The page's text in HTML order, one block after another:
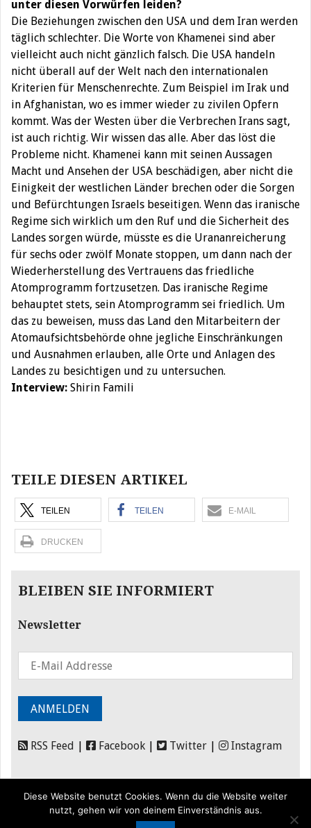
unter diesen Vorwürfen leiden?
Die Beziehungen zwischen den USA und dem Iran werden
täglich schlechter. Die Worte von Khamenei sind aber
vielleicht auch nicht gänzlich falsch. Die USA handeln
nicht überall auf der Welt nach den internationalen
Kriterien für Menschenrechte. Zum Beispiel im Irak und
in Afghanistan, wo es immer wieder zu zivilen Opfern
kommt. Was der Westen über die Verbrechen Irans sagt,
ist auch richtig. Wir wissen das alle. Aber das löst die
Probleme nicht. Khamenei kann mit seinen Aussagen
Macht und Ansehen der USA beschädigen, aber nicht die
Einigkeit der westlichen Länder brechen oder die Sorgen
und Befürchtungen Israels beseitigen. Wenn das iranische
Regime sich wirklich um den Ruf und die Sicherheit des
Landes sorgen würde, müsste es die Urananreicherung
für sechs oder zwölf Monate stoppen, um dann nach der
Wiederherstellung des Vertrauens das friedliche
Atomprogramm fortzusetzen. Das iranische Regime
behauptet stets, sein Atomprogramm sei friedlich. Um
das zu beweisen, muss das Land den Mitarbeitern der
Atomaufsichtsbehörde ohne jegliche Einschränkungen
und Ausnahmen erlauben, alle Orte und Anlagen des
Landes zu besichtigen und zu untersuchen.
Interview: Shirin Famili
TEILE DIESEN ARTIKEL
TEILEN TEILEN E-MAIL
DRUCKEN
BLEIBEN SIE INFORMIERT
Newsletter
RSS Feed Facebook Twitter Instagram
Diese Website benutzt Cookies. Wenn du die Website weiter
nutzt, gehen wir von deinem Einverständnis aus.